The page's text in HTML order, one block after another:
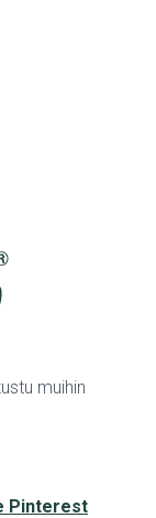
muihin
Pinterest